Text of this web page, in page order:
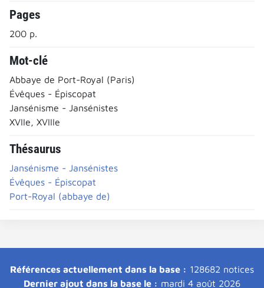
Pages
200 p.
Mot-clé
Abbaye de Port-Royal (Paris)
Évêques - Épiscopat
Jansénisme - Jansénistes
XVIIe, XVIIIe
Thésaurus
Jansénisme - Jansénistes
Évêques - Épiscopat
Port-Royal (abbaye de)
Références actuellement dans la base : 128682 notices
Dernier ajout dans la base le : mardi 4 août 2026